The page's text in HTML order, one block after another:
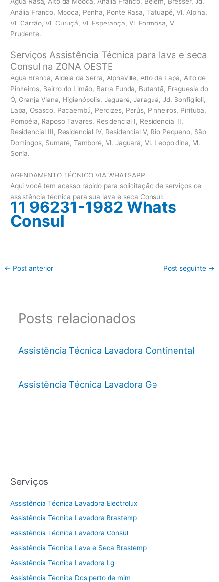
Anália Franco, Mooca, Penha, Ponte Rasa, Tatuapé, Vl. Alpina,
Vl. Carrão, Vl. Curuçá, Vl. Esperança, Vl. Formosa, Vl.
Prudente.
Serviços Assistência Técnica para lava e seca
Consul na ZONA OESTE
Água Branca, Aldeia da Serra, Alphaville, Alto da Lapa, Alto de
Pinheiros, Bairro do Limão, Barra Funda, Butantã, Freguesia do
Ó, Granja Viana, Higienópolis, Jaguaré, Jaraguá, Jd. Bonfiglioli,
Lapa, Osasco, Pacaembú, Perdizes, Perús, Pinheiros, Pirituba,
Pompéia, Raposo Tavares, Residencial I, Residencial II,
Residencial III, Residencial IV, Residencial V, Rio Pequeno, São
Domingos, Sumaré, Tamboré, Vl. Jaguará, Vl. Leopoldina, Vl.
Sonia.
AGENDAMENTO TÉCNICO VIA WHATSAPP
Aqui você tem acesso rápido para solicitação de serviços de
assistência técnica para sua lava e seca Consul:
11 96231-1982 Whats
Consul
← Post anterior Post seguinte →
Posts relacionados
Assistência Técnica Lavadora Continental
Assistência Técnica Lavadora Ge
Serviços
Assistência Técnica Lavadora Electrolux
Assistência Técnica Lavadora Brastemp
Assistência Técnica Lavadora Consul
Assistência Técnica Lava e Seca Brastemp
Assistência Técnica Lavadora Lg
Assistência Técnica Dcs perto de mim